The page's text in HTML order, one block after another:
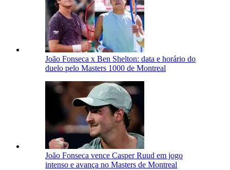
João Fonseca x Ben Shelton: data e horário do
duelo pelo Masters 1000 de Montreal
João Fonseca vence Casper Ruud em jogo
intenso e avança no Masters de Montreal